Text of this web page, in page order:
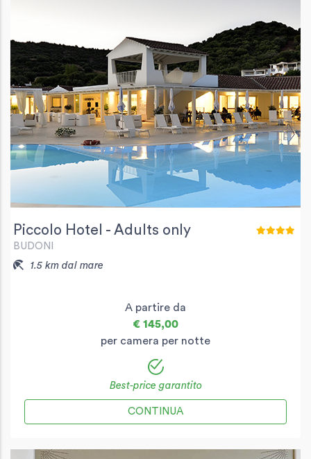
Piccolo Hotel - Adults only
BUDONI
1.5 km dal mare
A partire da
€ 145,00
per camera per notte
Best-price garantito
CONTINUA